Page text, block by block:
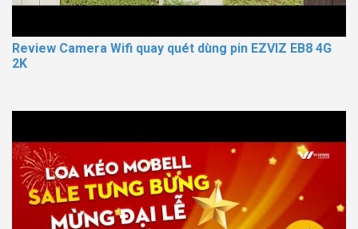
Review Camera Wifi quay quét dùng pin EZVIZ EB8 4G
2K